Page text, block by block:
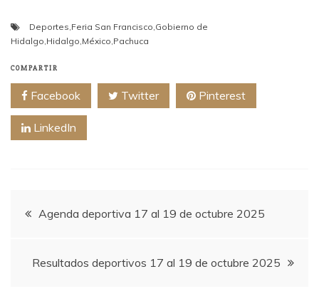
Deportes Feria San Francisco Gobierno de
Hidalgo Hidalgo México Pachuca
COMPARTIR
Facebook Twitter Pinterest
LinkedIn
Navegación
Agenda deportiva 17 al 19 de octubre 2025
Resultados deportivos 17 al 19 de octubre 2025